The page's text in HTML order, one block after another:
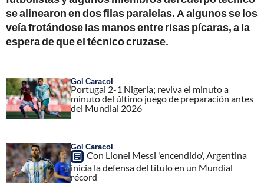
se alinearon en dos filas paralelas. A algunos se los
veía frotándose las manos entre risas pícaras, a la
espera de que el técnico cruzase.
Gol Caracol
Portugal 2-1 Nigeria; reviva el minuto a
minuto del último juego de preparación antes
del Mundial 2026
Gol Caracol
Con Lionel Messi 'encendido', Argentina
inicia la defensa del título en un Mundial
récord